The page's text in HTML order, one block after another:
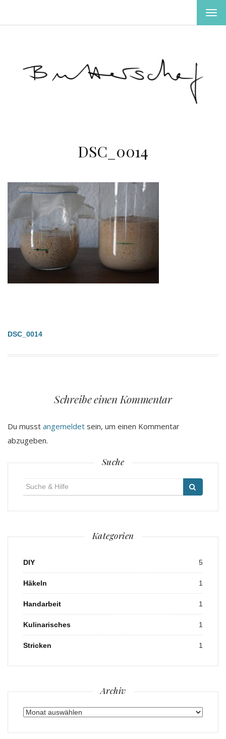
DSC_0014
Beitragsnavigation
DSC_0014
Schreibe einen Kommentar
Du musst angemeldet sein, um einen Kommentar
abzugeben.
Suche
Kategorien
DIY 5
Häkeln 1
Handarbeit 1
Kulinarisches 1
Stricken 1
Archiv
Archiv